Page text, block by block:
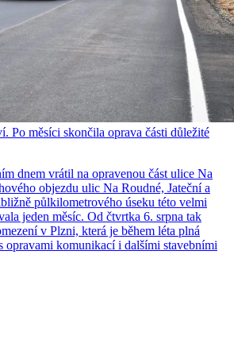
Po měsíci skončila oprava části důležité
dnem vrátil na opravenou část ulice Na
objezdu ulic Na Roudné, Jateční a
půlkilometrového úseku této velmi
jeden měsíc. Od čtvrtka 6. srpna tak
v Plzni, která je během léta plná
opravami komunikací i dalšími stavebními